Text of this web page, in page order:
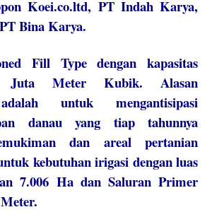
Koei.co.ltd, PT Indah Karya,
Bina Karya.
Fill Type dengan kapasitas
Juta Meter Kubik. Alasan
untuk mengantisipasi
danau yang tiap tahunnya
dan areal pertanian
kebutuhan irigasi dengan luas
7.006 Ha dan Saluran Primer